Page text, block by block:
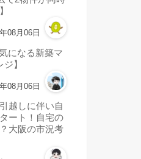
08月06日
になる新築マ
】
08月06日
越しに伴い自
ート！自宅の
大阪の市況考